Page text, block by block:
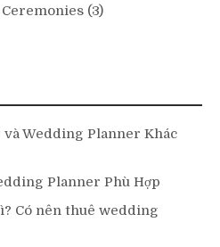
(3)
Wedding Planner Khác
Planner Phù Hợp
Có nên thuê wedding